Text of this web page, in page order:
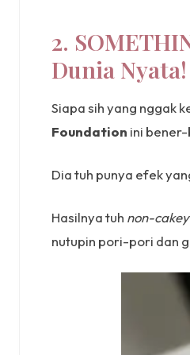
2.
Dunia Nyata!
Siapa sih yang nggak
Foundation ini
Dia tuh punya efek
Hasilnya tuh non-cakey
nutupin pori-pori dan